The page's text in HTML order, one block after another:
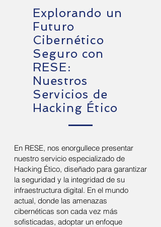
Explorando un
Futuro
Cibernético
Seguro con
RESE:
Nuestros
Servicios de
Hacking Ético
En RESE, nos enorgullece presentar
nuestro servicio especializado de
Hacking Ético, diseñado para garantizar
la seguridad y la integridad de su
infraestructura digital. En el mundo
actual, donde las amenazas
cibernéticas son cada vez más
sofisticadas, adoptar un enfoque